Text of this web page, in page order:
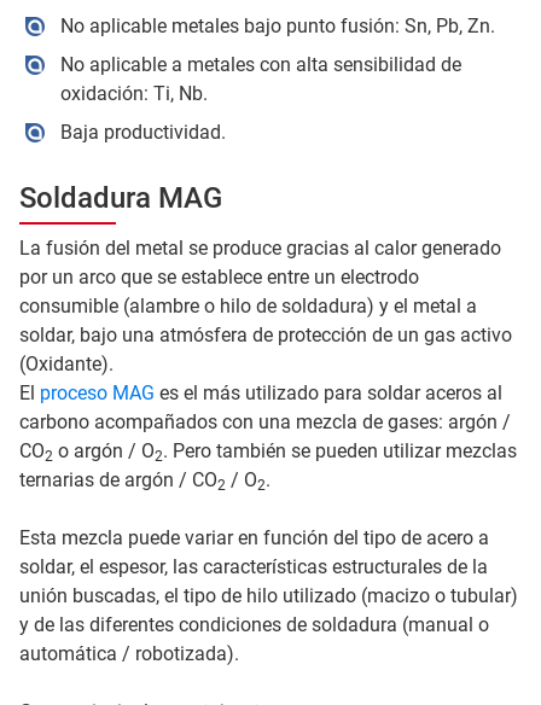
No aplicable metales bajo punto fusión: Sn, Pb, Zn.
No aplicable a metales con alta sensibilidad de
oxidación: Ti, Nb.
Baja productividad.
Soldadura MAG
La fusión del metal se produce gracias al calor generado
por un arco que se establece entre un electrodo
consumible (alambre o hilo de soldadura) y el metal a
soldar, bajo una atmósfera de protección de un gas activo
(Oxidante).
El proceso MAG es el más utilizado para soldar aceros al
carbono acompañados con una mezcla de gases: argón /
CO2 o argón / O2. Pero también se pueden utilizar mezclas
ternarias de argón / CO2 / O2.
Esta mezcla puede variar en función del tipo de acero a
soldar, el espesor, las características estructurales de la
unión buscadas, el tipo de hilo utilizado (macizo o tubular)
y de las diferentes condiciones de soldadura (manual o
automática / robotizada).